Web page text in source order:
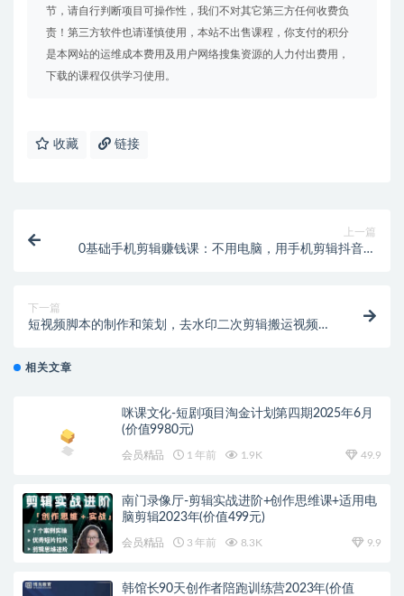
节，请自行判断项目可操作性，我们不对其它第三方任何收费负
责！第三方软件也请谨慎使用，本站不出售课程，你支付的积分
是本网站的运维成本费用及用户网络搜集资源的人力付出费用，
下载的课程仅供学习使用。
收藏 链接
上一篇
0基础手机剪辑赚钱课：不用电脑，用手机剪辑抖音教
下一篇
短视频脚本的制作和策划，去水印二次剪辑搬运视频玩
相关文章
咪课文化-短剧项目淘金计划第四期2025年6月
(价值9980元)
会员精品 1 年前 1.9K 49.9
南门录像厅-剪辑实战进阶+创作思维课+适用电
脑剪辑2023年(价值499元)
会员精品 3 年前 8.3K 9.9
韩馆长90天创作者陪跑训练营2023年(价值